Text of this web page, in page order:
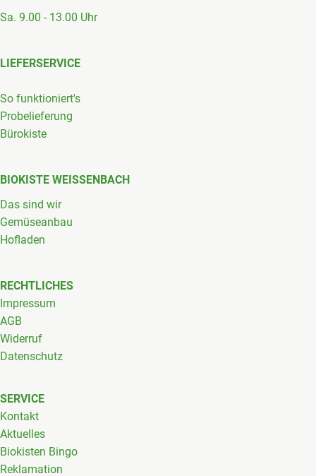
Sa. 9.00 - 13.00 Uhr
LIEFERSERVICE
So funktioniert's
Probelieferung
Bürokiste
BIOKISTE WEISSENBACH
Das sind wir
Gemüseanbau
Hofladen
RECHTLICHES
Impressum
AGB
Widerruf
Datenschutz
SERVICE
Kontakt
Aktuelles
Biokisten Bingo
Reklamation